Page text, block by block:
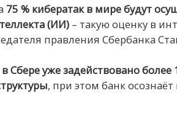
75 % кибератак в мире будут
(ИИ) – такую оценку в
правления Сбербанка
в Сбере уже задействовано
, при этом банк